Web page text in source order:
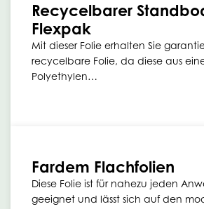
Recycelbarer
Flexpak
Mit dieser Folie erhalten Sie
recycelbare Folie, da diese aus
Polyethylen…
Fardem Flachfolien
Diese Folie ist für nahezu jeden
geeignet und lässt sich auf den